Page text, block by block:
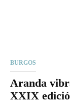
BURGOS
Aranda
XXIX